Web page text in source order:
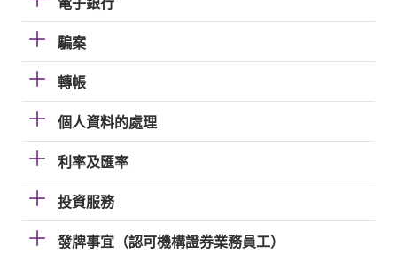
電子銀行
騙案
轉帳
個人資料的處理
利率及匯率
投資服務
發牌事宜（認可機構證券業務員工）